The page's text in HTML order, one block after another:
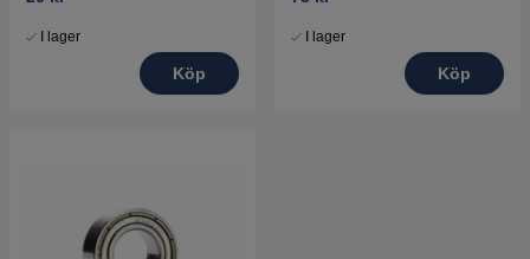
I lager
Köp
I lager
Köp